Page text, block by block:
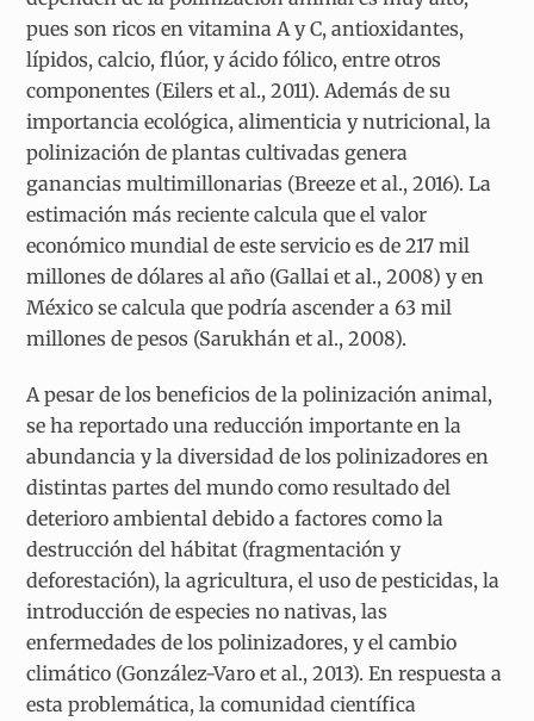
pues son ricos en vitamina A y C, antioxidantes,
lípidos, calcio, flúor, y ácido fólico, entre otros
componentes (Eilers et al., 2011). Además de su
importancia ecológica, alimenticia y nutricional, la
polinización de plantas cultivadas genera
ganancias multimillonarias (Breeze et al., 2016). La
estimación más reciente calcula que el valor
económico mundial de este servicio es de 217 mil
millones de dólares al año (Gallai et al., 2008) y en
México se calcula que podría ascender a 63 mil
millones de pesos (Sarukhán et al., 2008).
A pesar de los beneficios de la polinización animal,
se ha reportado una reducción importante en la
abundancia y la diversidad de los polinizadores en
distintas partes del mundo como resultado del
deterioro ambiental debido a factores como la
destrucción del hábitat (fragmentación y
deforestación), la agricultura, el uso de pesticidas, la
introducción de especies no nativas, las
enfermedades de los polinizadores, y el cambio
climático (González-Varo et al., 2013). En respuesta a
esta problemática, la comunidad científica